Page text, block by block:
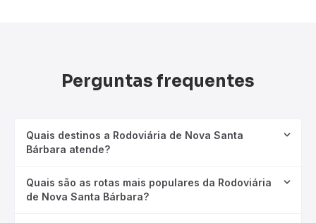
Perguntas frequentes
Quais destinos a Rodoviária de Nova Santa
Bárbara atende?
Quais são as rotas mais populares da Rodoviária
de Nova Santa Bárbara?